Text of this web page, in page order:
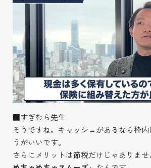
■すぎむら先生
そうですね。キャッシュがあるなら枠
うがいいです。
さらにメリットは節税だけじゃありませ